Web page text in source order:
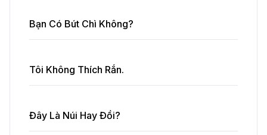
Bạn Có Bút Chì Không?
Tôi Không Thích Rắn.
Đây Là Núi Hay Đồi?